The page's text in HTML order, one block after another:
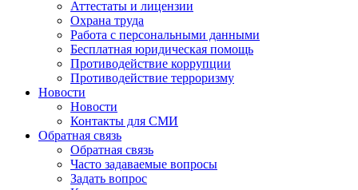
Аттестаты и лицензии
Охрана труда
Работа с персональными данными
Бесплатная юридическая помощь
Противодействие коррупции
Противодействие терроризму
Новости
Новости
Контакты для СМИ
Обратная связь
Обратная связь
Часто задаваемые вопросы
Задать вопрос